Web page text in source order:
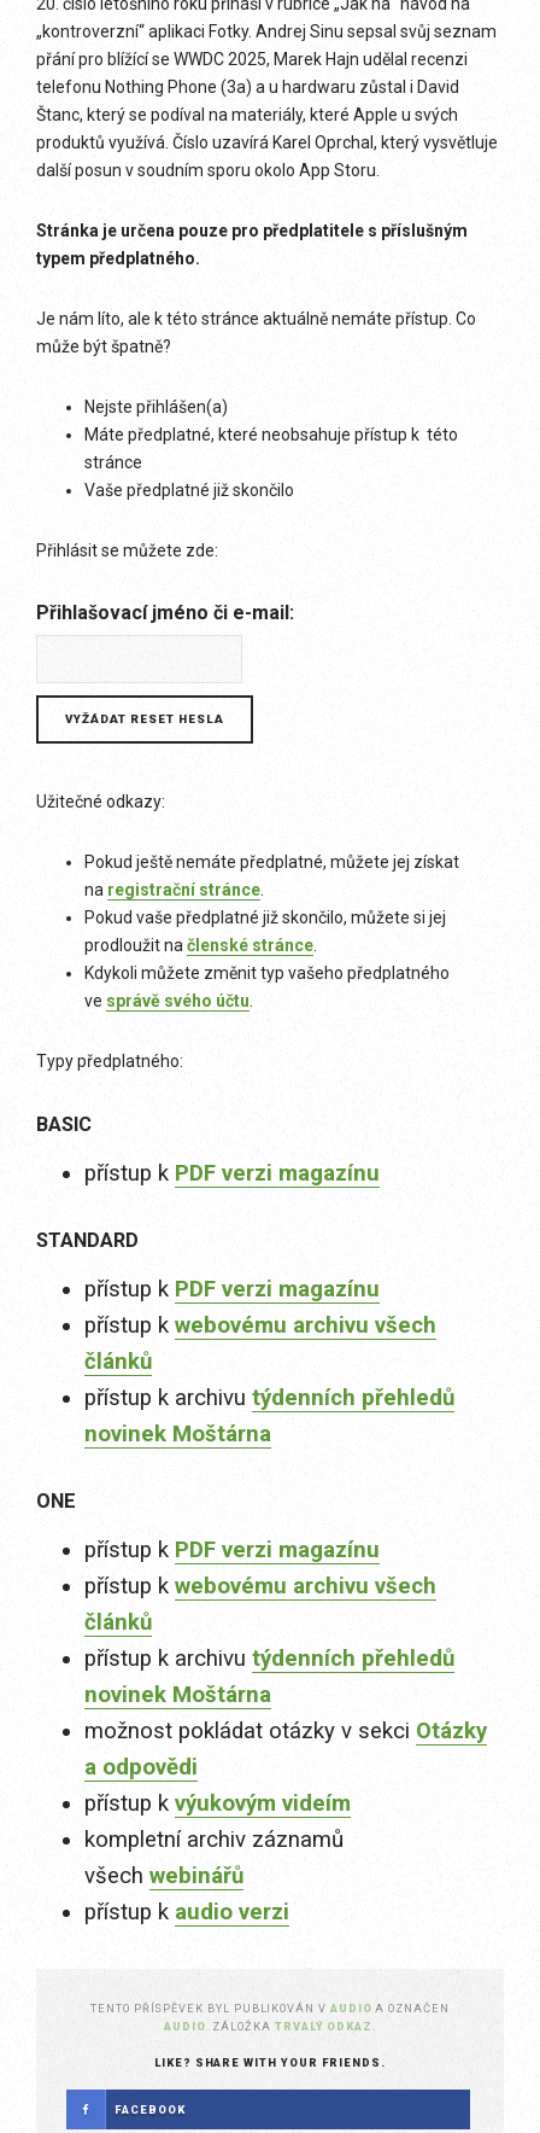
„kontroverzní“ aplikaci Fotky. Andrej Sinu sepsal svůj seznam
přání pro blížící se WWDC 2025, Marek Hajn udělal recenzi
telefonu Nothing Phone (3a) a u hardwaru zůstal i David
Štanc, který se podíval na materiály, které Apple u svých
produktů využívá. Číslo uzavírá Karel Oprchal, který vysvětluje
další posun v soudním sporu okolo App Storu.
Stránka je určena pouze pro předplatitele s příslušným
typem předplatného.
Je nám líto, ale k této stránce aktuálně nemáte přístup. Co
může být špatně?
Nejste přihlášen(a)
Máte předplatné, které neobsahuje přístup k této
stránce
Vaše předplatné již skončilo
Přihlásit se můžete zde:
Přihlašovací jméno či e-mail:
Užitečné odkazy:
Pokud ještě nemáte předplatné, můžete jej získat
na registrační stránce
Pokud vaše předplatné již skončilo, můžete si jej
prodloužit na členské stránce
Kdykoli můžete změnit typ vašeho předplatného
ve správě svého účtu
Typy předplatného:
BASIC
přístup k PDF verzi magazínu
STANDARD
přístup k PDF verzi magazínu
přístup k webovému archivu všech
článků
přístup k archivu týdenních přehledů
novinek Moštárna
ONE
přístup k PDF verzi magazínu
přístup k webovému archivu všech
článků
přístup k archivu týdenních přehledů
novinek Moštárna
možnost pokládat otázky v sekci Otázky
a odpovědi
přístup k výukovým videím
kompletní archiv záznamů
všech webinářů
přístup k audio verzi
TENTO PŘÍSPĚVEK BYL PUBLIKOVÁN V AUDIO A OZNAČEN
AUDIO . ZÁLOŽKA TRVALÝ ODKAZ
LIKE? SHARE WITH YOUR FRIENDS.
FACEBOOK